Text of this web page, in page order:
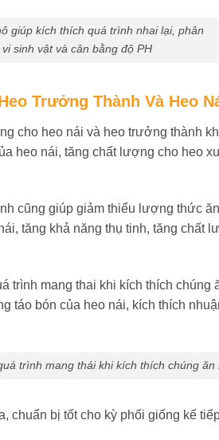
giúp kích thích quá trình nhai lại, phân
sinh vật và cân bằng độ PH
Trưởng Thành Và Heo
cho heo nái và heo trưởng thành
heo nái, tăng chất lượng cho heo
cũng giúp giảm thiểu lượng thức
tăng khả năng thụ tinh, tăng chất
trình mang thai khi kích thích chúng
táo bón của heo nái, kích thích
trình mang thái khi kích thích chúng ăn
chuẩn bị tốt cho kỳ phối giống kế